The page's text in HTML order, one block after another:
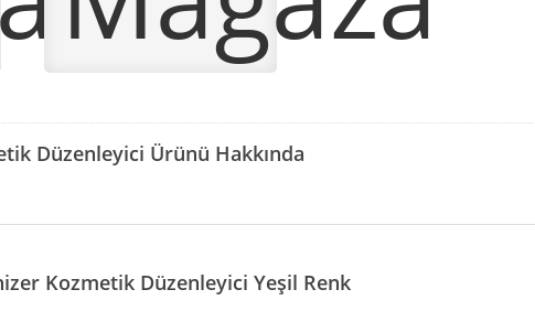
Düzenleyici Ürünü Hakkında
Kozmetik Düzenleyici Yeşil Renk